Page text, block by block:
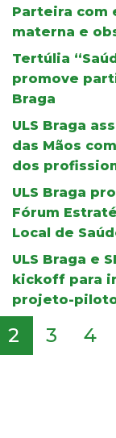
Parteira com
materna e
Tertúlia
promove
Braga
ULS Braga
das Mãos
dos
ULS Braga
Fórum
Local de
ULS Braga e
kickoff para
projeto-
2 3 4